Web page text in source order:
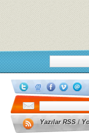
Yazılar RSS/